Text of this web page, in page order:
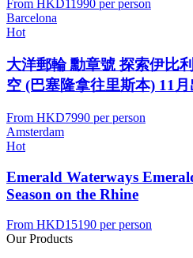
From HKD11990 per person
Barcelona
Hot
大洋郵輪 勳章號 探索伊比
空 (巴塞隆拿往里斯本) 11
From HKD7990 per person
Amsterdam
Hot
Emerald Waterways
Season on the Rhine
From HKD15190 per person
Our Products